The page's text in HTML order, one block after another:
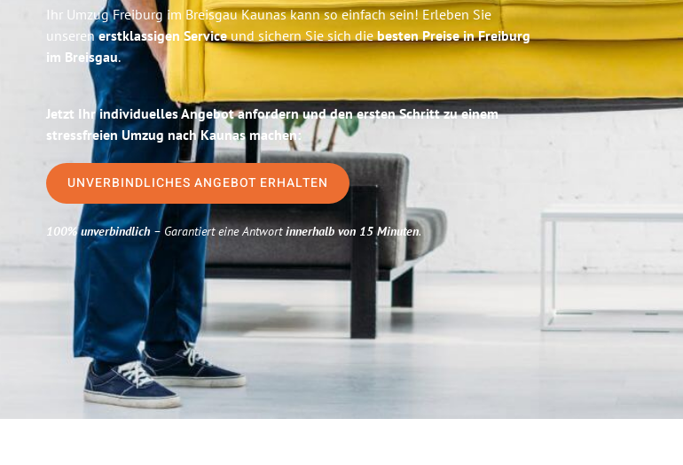
Ihr Umzug Freiburg im Breisgau Kaunas kann so einfach sein! Erleben Sie
unserenerstklassigen Serviceund sichern Sie sich diebesten Preise in Freiburg
im Breisgau.
Jetzt Ihr individuelles Angebot anfordern und den ersten Schritt zu einem
stressfreien Umzug nach Kaunas machen:
UNVERBINDLICHES ANGEBOT ERHALTEN
100% unverbindlich– Garantiert eine Antwortinnerhalb von 15 Minuten.